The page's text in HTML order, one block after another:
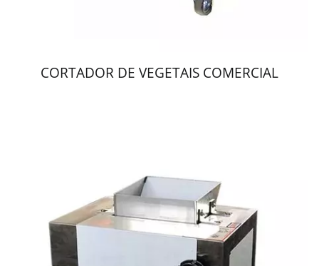
CORTADOR DE VEGETAIS COMERCIAL